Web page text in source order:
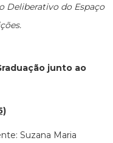
Deliberativo do Espaço
junto ao
Suzana Maria